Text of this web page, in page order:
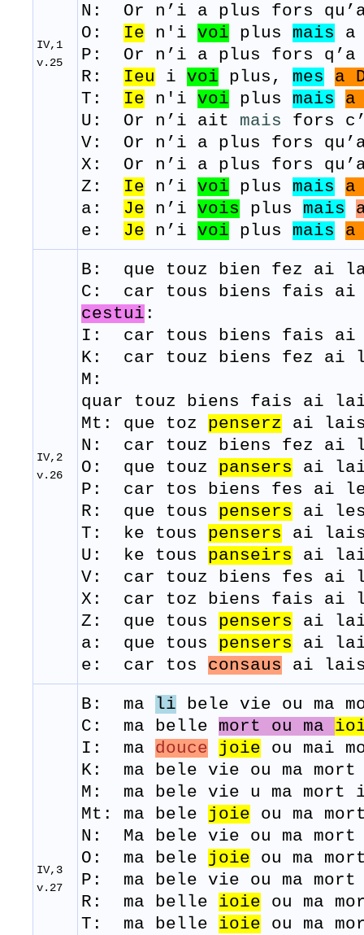
IV,1
v.25
N: Or n’i a plus fors
O: Ie n'i voi plus mais a
P: Or n’i a plus fors q’a
R: Ieu i voi plus, mes a
T: Ie n ' i voi plus mais
U: Or n’i ait mais fors
V: Or n’i a plus fors
​X: Or n’i a plus fors
Z: Ie n’i voi plus mais
a: Je n’i vois plus mais
e: Je n’i voi plus mais a
IV,2
v.26
B: que touz bien fez ai
C: car tous biens fais ai
cestui :
I: car tous biens fais
K: car touz biens fez ai
M:
quar touz biens fais ai
Mt: que toz penserz ai
N: car touz biens fez ai
O: que touz pansers ai
P: car tos biens fes ai
R: que tous pensers ai
T: ke tous pensers ai
U: ke tous panseirs ai
V: car touz biens fes ai
X: car toz biens fais ai
Z: que tous pensers ai
a: que tous pensers ai
e: car tos consaus ai
IV,3
v.27
B: ma li bele vie ou ma
C: ma belle mort ou ma
I: ma douce joie ou mai
K: ma bele vie ou ma
M: ma bele vie u ma mort
Mt: ma bele joie ou ma
N: Ma bele vie ou ma
O: ma bele joie ou ma
P: ma bele vie ou ma mort
R: ma belle ioie ou ma
T: ma belle ioie ou ma